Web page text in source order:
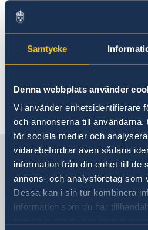
Samtycke
Denna webbplats använder
Vi använder enhetsidentifierare
och annonserna till användarna,
för sociala medier och
vidarebefordrar även sådana
information från din enhet till de
annons- och analysföretag som
Dessa kan i sin tur kombinera
information som du har
28 Dec 2023
The Embassy is
January. We will be
Sweden in Israel,
Embassy